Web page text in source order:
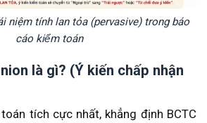
niệm tính lan tỏa (pervasive) trong báo
cáo kiểm toán
là gì? (Ý kiến chấp nhận
tích cực nhất, khẳng định BCTC